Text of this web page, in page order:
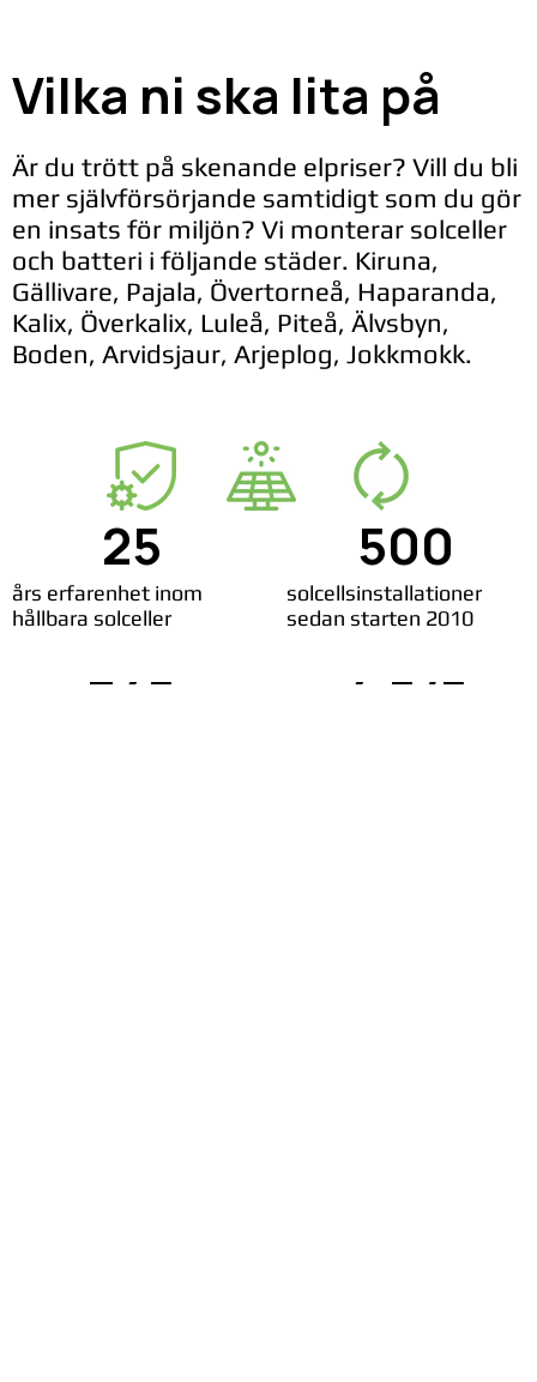
Vilka ni ska lita på
Är du trött på skenande elpriser? Vill du bli
mer självförsörjande samtidigt som du gör
en insats för miljön? Vi monterar solceller
och batteri i följande städer. Kiruna,
Gällivare, Pajala, Övertorneå, Haparanda,
Kalix, Överkalix, Luleå, Piteå, Älvsbyn,
Boden, Arvidsjaur, Arjeplog, Jokkmokk.
25
års erfarenhet inom
hållbara solceller
345
500
solcellsinstallationer
sedan starten 2010
4,5/5